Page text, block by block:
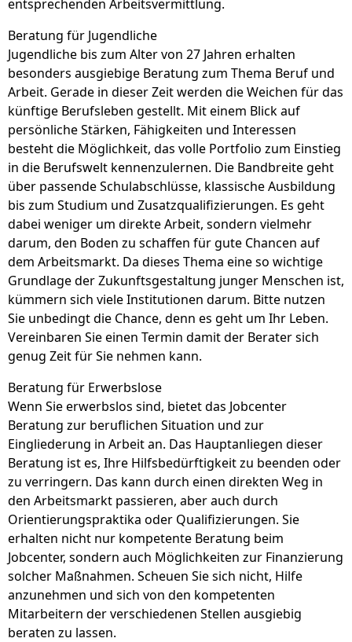
entsprechenden Arbeitsvermittlung.
Beratung für Jugendliche
Jugendliche bis zum Alter von 27 Jahren erhalten
besonders ausgiebige Beratung zum Thema Beruf und
Arbeit. Gerade in dieser Zeit werden die Weichen für das
künftige Berufsleben gestellt. Mit einem Blick auf
persönliche Stärken, Fähigkeiten und Interessen
besteht die Möglichkeit, das volle Portfolio zum Einstieg
in die Berufswelt kennenzulernen. Die Bandbreite geht
über passende Schulabschlüsse, klassische Ausbildung
bis zum Studium und Zusatzqualifizierungen. Es geht
dabei weniger um direkte Arbeit, sondern vielmehr
darum, den Boden zu schaffen für gute Chancen auf
dem Arbeitsmarkt. Da dieses Thema eine so wichtige
Grundlage der Zukunftsgestaltung junger Menschen ist,
kümmern sich viele Institutionen darum. Bitte nutzen
Sie unbedingt die Chance, denn es geht um Ihr Leben.
Vereinbaren Sie einen Termin damit der Berater sich
genug Zeit für Sie nehmen kann.
Beratung für Erwerbslose
Wenn Sie erwerbslos sind, bietet das Jobcenter
Beratung zur beruflichen Situation und zur
Eingliederung in Arbeit an. Das Hauptanliegen dieser
Beratung ist es, Ihre Hilfsbedürftigkeit zu beenden oder
zu verringern. Das kann durch einen direkten Weg in
den Arbeitsmarkt passieren, aber auch durch
Orientierungspraktika oder Qualifizierungen. Sie
erhalten nicht nur kompetente Beratung beim
Jobcenter, sondern auch Möglichkeiten zur Finanzierung
solcher Maßnahmen. Scheuen Sie sich nicht, Hilfe
anzunehmen und sich von den kompetenten
Mitarbeitern der verschiedenen Stellen ausgiebig
beraten zu lassen.